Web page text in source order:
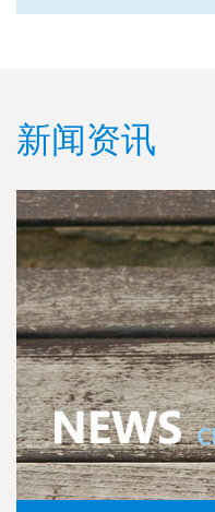
新闻资讯